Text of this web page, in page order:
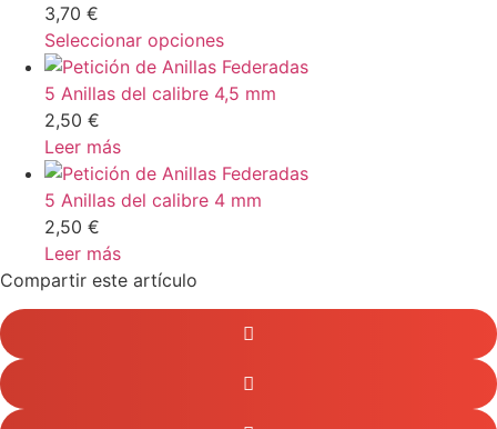
3,70 €
Seleccionar opciones
5 Anillas del calibre 4,5 mm
2,50 €
Leer más
5 Anillas del calibre 4 mm
2,50 €
Leer más
Compartir este artículo